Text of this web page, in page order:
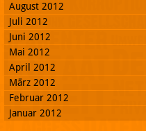
August 2012
Juli 2012
Juni 2012
Mai 2012
April 2012
März 2012
Februar 2012
Januar 2012